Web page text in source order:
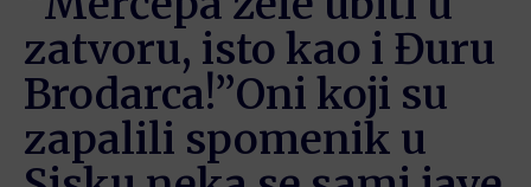
zatvoru, isto kao i Đuru
Brodarca!”Oni koji su
zapalili spomenik u